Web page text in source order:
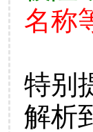
名称
特别
解析